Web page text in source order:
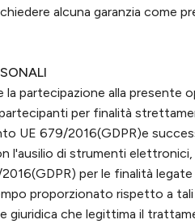
alcuna garanzia come
partecipazione alla presente
per finalità
UE 679/2016(GDPR)e
l'ausilio di strumenti
per le finalità
proporzionato rispetto a
giuridica che legittima il